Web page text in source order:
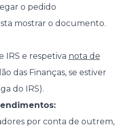
o pedido
mostrar o documento.
IRS e respetiva nota de
das Finanças, se estiver
do IRS).
por conta de outrem,